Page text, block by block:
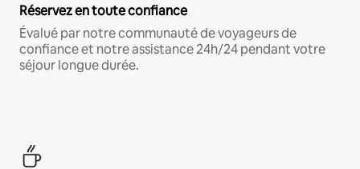
Réservez en toute confiance
Évalué par notre communauté de voyageurs de
confiance et notre assistance 24h/24 pendant votre
séjour longue durée.